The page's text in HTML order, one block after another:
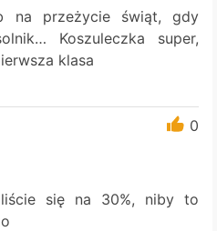
na przeżycie świąt, gdy
Koszuleczka super,
klasa
0
się na 30%, niby to